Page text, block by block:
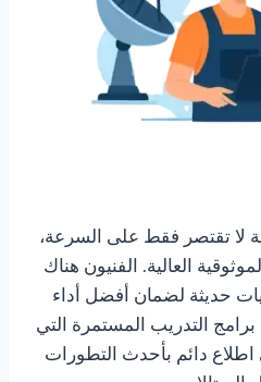
لا تقتصر فقط على السرعة،
العالية. الفنيون هناك
حديثة لضمان أفضل أداء
التدريب المستمرة التي
دائم بأحدث التطورات